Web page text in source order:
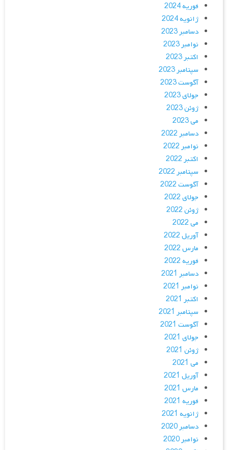
فوریه 2024
ژانویه 2024
دسامبر 2023
نوامبر 2023
اکتبر 2023
سپتامبر 2023
آگوست 2023
جولای 2023
ژوئن 2023
می 2023
دسامبر 2022
نوامبر 2022
اکتبر 2022
سپتامبر 2022
آگوست 2022
جولای 2022
ژوئن 2022
می 2022
آوریل 2022
مارس 2022
فوریه 2022
دسامبر 2021
نوامبر 2021
اکتبر 2021
سپتامبر 2021
آگوست 2021
جولای 2021
ژوئن 2021
می 2021
آوریل 2021
مارس 2021
فوریه 2021
ژانویه 2021
دسامبر 2020
نوامبر 2020